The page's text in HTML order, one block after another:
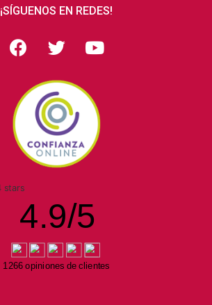
¡SÍGUENOS EN REDES!
4.9/5
1266 opiniones de clientes